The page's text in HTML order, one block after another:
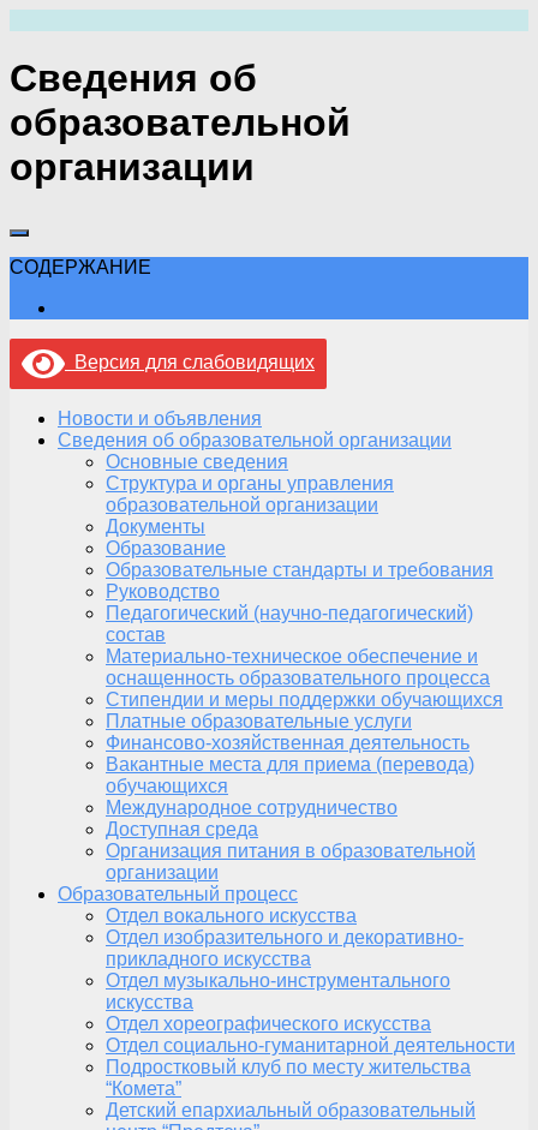
содержимому
Сведения об
образовательной
организации
СОДЕРЖАНИЕ
Версия для слабовидящих
Новости и объявления
Сведения об образовательной организации
Основные сведения
Структура и органы управления
образовательной организации
Документы
Образование
Образовательные стандарты и требования
Руководство
Педагогический (научно-педагогический)
состав
Материально-техническое обеспечение и
оснащенность образовательного процесса
Стипендии и меры поддержки обучающихся
Платные образовательные услуги
Финансово-хозяйственная деятельность
Вакантные места для приема (перевода)
обучающихся
Международное сотрудничество
Доступная среда
Организация питания в образовательной
организации
Образовательный процесс
Отдел вокального искусства
Отдел изобразительного и декоративно-
прикладного искусства
Отдел музыкально-инструментального
искусства
Отдел хореографического искусства
Отдел социально-гуманитарной деятельности
Подростковый клуб по месту жительства
“Комета”
Детский епархиальный образовательный